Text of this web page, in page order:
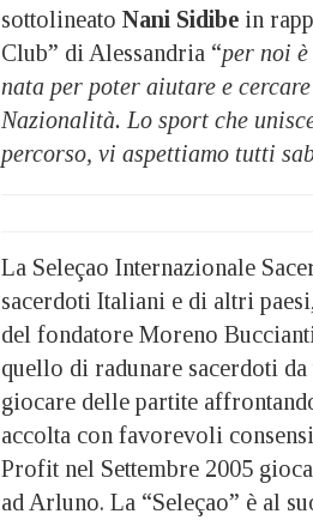
sottolineato Nani Sidibe in
Club” di Alessandria “per noi
nata per poter aiutare e
Nazionalità. Lo sport che
percorso, vi aspettiamo tutti
La Seleçao Internazionale
sacerdoti Italiani e di altri
del fondatore Moreno
quello di radunare sacerdoti
giocare delle partite
accolta con favorevoli
Profit nel Settembre 2005
ad Arluno. La “Seleçao” è al